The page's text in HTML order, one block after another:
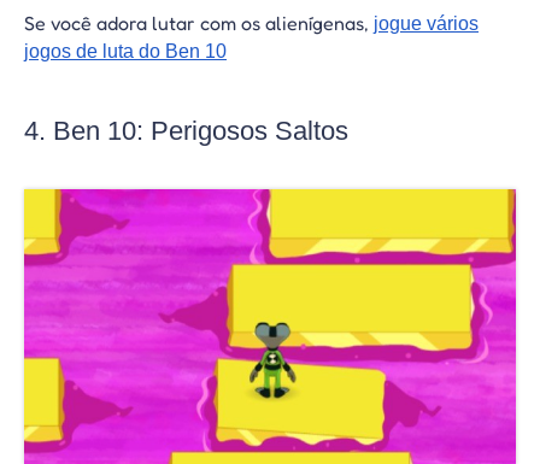
Se você adora lutar com os alienígenas, jogue vários
jogos de luta do Ben 10
4. Ben 10: Perigosos Saltos